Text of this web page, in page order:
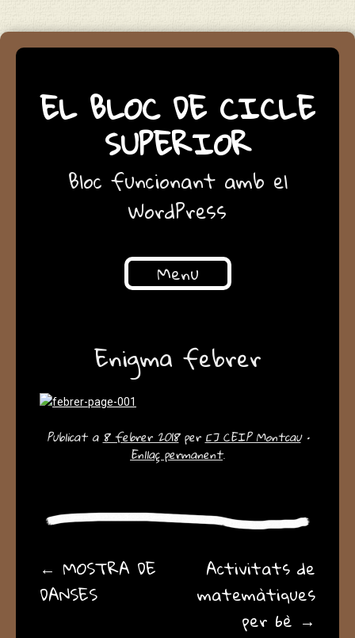
EL BLOC DE CICLE
SUPERIOR
Bloc funcionant amb el
WordPress
Menu
Enigma febrer
Publicat a8 febrer 2018per[] CEIP Montcau •
Enllaç permanent.
Post navigation
← MOSTRA DE
DANSES
Activitats de
matemàtiques
per 6è →